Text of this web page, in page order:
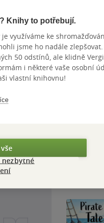
Witch
Nedostupné
Someone
You
Helen
Knihy to potřebují.
využíváme ke
jsme ho nadále zlepšovat.
50 odstínů, ale klidně
i některé vaše osobní
vlastní knihovnu!